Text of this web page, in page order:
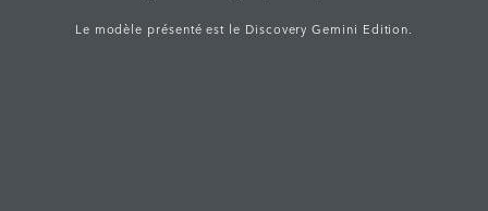
Le modèle présenté est le Discovery Gemini Edition.